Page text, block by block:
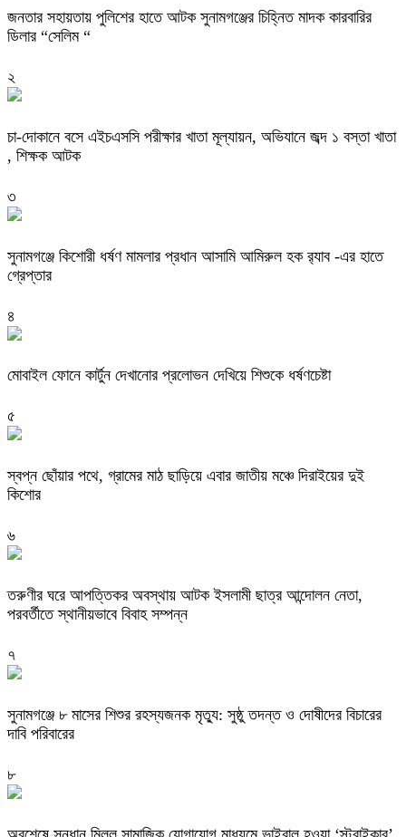
জনতার সহায়তায় পুলিশের হাতে আটক সুনামগঞ্জের চিহ্নিত মাদক কারবারির
ডিলার “সেলিম “
২
চা-দোকানে বসে এইচএসসি পরীক্ষার খাতা মূল্যায়ন, অভিযানে জব্দ ১ বস্তা খাতা
, শিক্ষক আটক
৩
‎সুনামগঞ্জে কিশোরী ধর্ষণ মামলার প্রধান আসামি আমিরুল হক র‌্যাব -এর হাতে
গ্রেপ্তার
৪
মোবাইল ফোনে কার্টুন দেখানোর প্রলোভন দেখিয়ে শিশুকে ধর্ষণচেষ্টা
৫
স্বপ্ন ছোঁয়ার পথে, গ্রামের মাঠ ছাড়িয়ে এবার জাতীয় মঞ্চে দিরাইয়ের দুই
কিশোর
৬
তরুণীর ঘরে আপত্তিকর অবস্থায় আটক ইসলামী ছাত্র আন্দোলন নেতা,
পরবর্তীতে স্থানীয়ভাবে বিবাহ সম্পন্ন
৭
সুনামগঞ্জে ৮ মাসের শিশুর রহস্যজনক মৃত্যু: সুষ্ঠু তদন্ত ও দোষীদের বিচারের
দাবি পরিবারের
৮